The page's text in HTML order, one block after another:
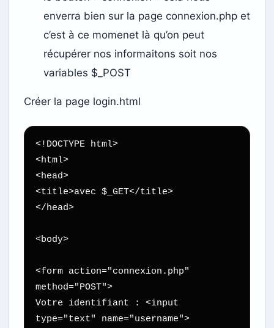
enverra bien sur la page connexion.php et
c’est à ce momenet là qu’on peut
récupérer nos informaitons soit nos
variables $_POST
Créer la page login.html
<!DOCTYPE html>
<html>
<head>
<title>avec $_GET</title>
</head>
<body>
<form action="connexion.php"
method="POST">
Votre identifiant : <input
type="text" name="username">